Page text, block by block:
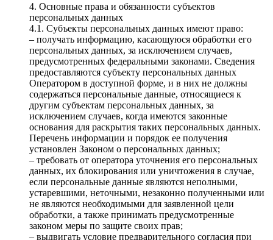
4. Основные права и обязанности субъектов
персональных данных
4.1. Субъекты персональных данных имеют право:
– получать информацию, касающуюся обработки его
персональных данных, за исключением случаев,
предусмотренных федеральными законами. Сведения
предоставляются субъекту персональных данных
Оператором в доступной форме, и в них не должны
содержаться персональные данные, относящиеся к
другим субъектам персональных данных, за
исключением случаев, когда имеются законные
основания для раскрытия таких персональных данных.
Перечень информации и порядок ее получения
установлен Законом о персональных данных;
– требовать от оператора уточнения его персональных
данных, их блокирования или уничтожения в случае,
если персональные данные являются неполными,
устаревшими, неточными, незаконно полученными или
не являются необходимыми для заявленной цели
обработки, а также принимать предусмотренные
законом меры по защите своих прав;
– выдвигать условие предварительного согласия при